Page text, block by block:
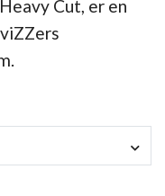
Cut, er en